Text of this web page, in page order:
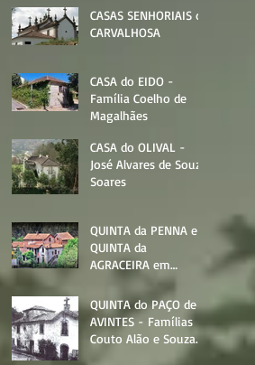
CASAS SENHORIAIS de
CARVALHOSA
CASA do EIDO -
Família Coelho de
Magalhães
CASA do OLIVAL -
José Alvares de Souza
Soares
QUINTA da PENNA e
QUINTA da
AGRACEIRA em
AVINTES - Família
Souza Soares
QUINTA do PAÇO de
AVINTES - Famílias
Couto Alão e Souza